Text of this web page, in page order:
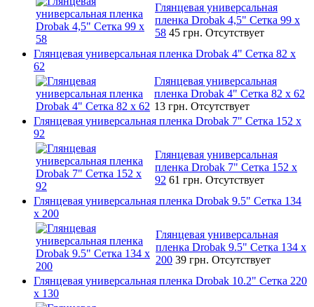
Глянцевая универсальная
пленка Drobak 4,5" Сетка 99 x
58 45 грн. Отсутствует
Глянцевая универсальная пленка Drobak 4" Сетка 82 x
62
Глянцевая универсальная
пленка Drobak 4" Сетка 82 x 62
13 грн. Отсутствует
Глянцевая универсальная пленка Drobak 7" Сетка 152 x
92
Глянцевая универсальная
пленка Drobak 7" Сетка 152 x
92 61 грн. Отсутствует
Глянцевая универсальная пленка Drobak 9.5" Сетка 134
x 200
Глянцевая универсальная
пленка Drobak 9.5" Сетка 134 x
200 39 грн. Отсутствует
Глянцевая универсальная пленка Drobak 10.2" Сетка 220
x 130